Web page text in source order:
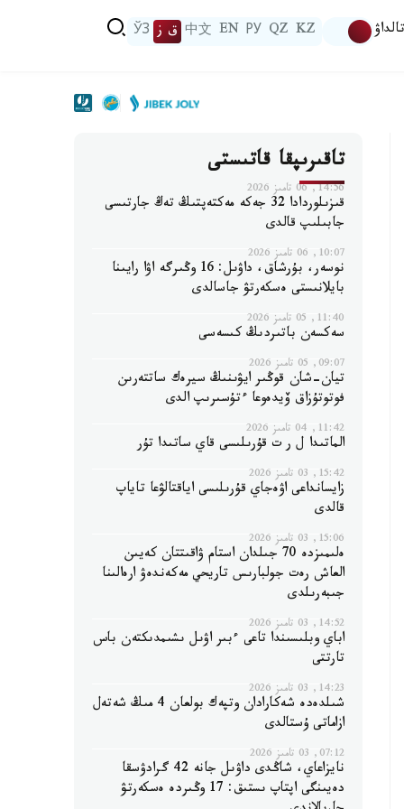
تالداۋ KZ
QZ
РУ
EN
中文 ق ز ЎЗ
تاقىرىپقا قاتىستى
14:56, 06 تامىز 2026
قىزىلوردادا 32 جەكە مەكتەپتىڭ تەڭ جارتىسى
جابىلىپ قالدى
10:07, 06 تامىز 2026
نوسەر، بۇرشاق، داۋىل: 16 وڭىرگە اۋا رايىنا
بايلانىستى ەسكەرتۋ جاسالدى
11:40, 05 تامىز 2026
سەكسەن باتىردىڭ كىسەسى
09:07, 05 تامىز 2026
تيان-شان قوڭىر ايۋىنىڭ سيرەك ساتتەرىن
فوتوتۇزاق ۆيدەوعا ءتۇسىرىپ الدى
11:42, 04 تامىز 2026
الماتىدا ل ر ت قۇرىلىسى قاي ساتىدا تۇر
15:42, 03 تامىز 2026
زايسانداعى اۋەجاي قۇرىلىسى اياقتالۋعا تاياپ
قالدى
15:06, 03 تامىز 2026
ەلىمىزدە 70 جىلدان استام ۋاقىتتان كەيىن
العاش رەت جولبارىس تاريحي مەكەندەۋ ارەالىنا
جىبەرىلدى
14:52, 03 تامىز 2026
اباي وبلىسىندا تاعى ءبىر اۋىل ىشىمدىكتەن باس
تارتتى
14:23, 03 تامىز 2026
شىلدەدە شەكارادان وتپەك بولعان 4 مىڭ شەتەل
ازاماتى ۇستالدى
07:12, 03 تامىز 2026
نايزاعاي، شاڭدى داۋىل جانە 42 گرادۋسقا
دەيىنگى اپتاپ ىستىق: 17 وڭىردە ەسكەرتۋ